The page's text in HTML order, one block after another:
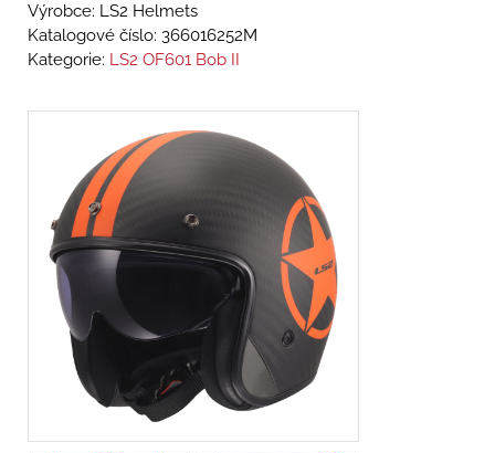
Výrobce: LS2 Helmets
Katalogové číslo: 366016252M
Kategorie: LS2 OF601 Bob II